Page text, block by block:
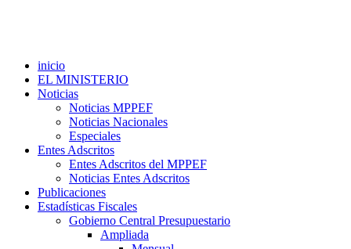
inicio
EL MINISTERIO
Noticias
Noticias MPPEF
Noticias Nacionales
Especiales
Entes Adscritos
Entes Adscritos del MPPEF
Noticias Entes Adscritos
Publicaciones
Estadísticas Fiscales
Gobierno Central Presupuestario
Ampliada